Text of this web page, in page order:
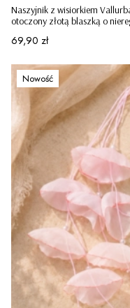
Naszyjnik z wisiorkiem
otoczony złotą blaszką o
Cena
69,90 zł
Nowość